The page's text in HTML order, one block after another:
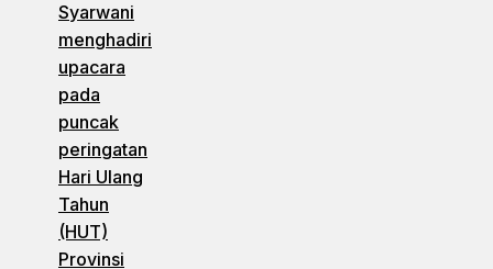
Syarwani
menghadiri
upacara
pada
puncak
peringatan
Hari Ulang
Tahun
(HUT)
Provinsi